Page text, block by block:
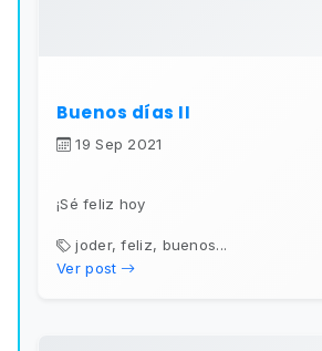
Buenos días II
19 Sep 2021
¡Sé feliz hoy
joder, feliz, buenos...
Ver post